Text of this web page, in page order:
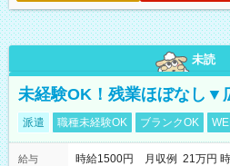
未読
未経験OK！残業ほぼなし▼
派遣 職種未経験OK ブランクOK
給与
時給1500円 月収例 21万円